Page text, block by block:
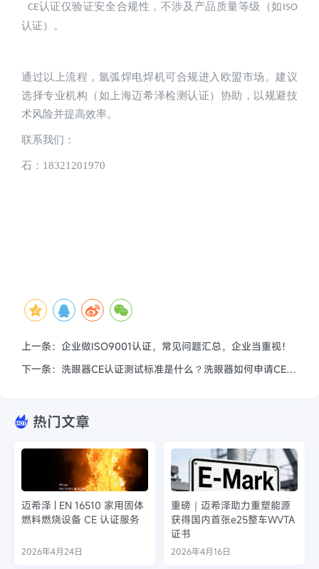
CE认证仅验证安全合规性，不涉及产品质量等级（如 ISO
认证）。
通过以上流程，氩弧焊电焊机可合规进入欧盟市场。建议
选择专业机构（如上海迈希泽检测认证）协助，以规避技
术风险并提高效率。
联系我们：
石：18321201970
上一条：企业做ISO9001认证，常见问题汇总，企业当重视！
下一条：洗眼器CE认证测试标准是什么？洗眼器如何申请CE认证？
热门文章
迈希泽 | EN 16510 家用固体
燃料燃烧设备 CE 认证服务
2026年4月24日
重磅｜迈希泽助力重塑能源
获得国内首张e25整车WVTA
证书
2026年4月16日